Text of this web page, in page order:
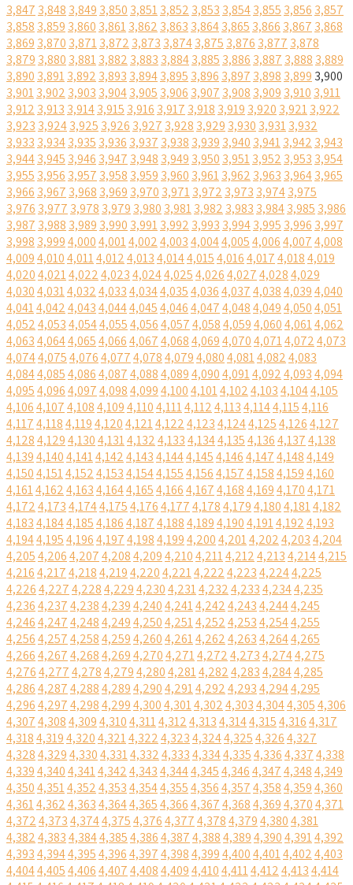
3,847 3,848 3,849 3,850 3,8513,852 3,853 3,8543,855 3,856 3,857
3,858 3,859 3,860 3,8613,862 3,863 3,8643,865 3,866 3,867 3,868
3,869 3,870 3,8713,872 3,873 3,8743,875 3,876 3,877 3,878
3,879 3,880 3,8813,882 3,883 3,8843,885 3,886 3,887 3,888 3,889
3,890 3,8913,892 3,893 3,8943,895 3,896 3,897 3,898 3,899 3,900
3,9013,902 3,903 3,9043,905 3,906 3,907 3,908 3,909 3,910 3,911
3,912 3,913 3,9143,915 3,916 3,917 3,918 3,919 3,920 3,9213,922
3,923 3,9243,925 3,926 3,927 3,928 3,929 3,930 3,9313,932
3,933 3,9343,935 3,936 3,937 3,938 3,939 3,940 3,9413,942 3,943
3,9443,945 3,946 3,947 3,948 3,949 3,950 3,9513,952 3,953 3,954
3,955 3,956 3,957 3,958 3,959 3,960 3,9613,962 3,963 3,9643,965
3,966 3,967 3,968 3,969 3,970 3,9713,972 3,973 3,9743,975
3,976 3,977 3,978 3,979 3,980 3,9813,982 3,983 3,9843,985 3,986
3,987 3,988 3,989 3,990 3,9913,992 3,993 3,9943,995 3,996 3,997
3,998 3,9994,0004,0014,0024,0034,0044,0054,0064,0074,008
4,0094,0104,0114,0124,0134,0144,0154,0164,0174,0184,019
4,0204,0214,0224,0234,0244,0254,0264,0274,0284,029
4,0304,0314,0324,0334,0344,0354,0364,0374,0384,0394,040
4,0414,0424,0434,0444,0454,0464,0474,0484,0494,0504,051
4,0524,0534,0544,0554,0564,0574,0584,0594,0604,0614,062
4,0634,0644,0654,0664,0674,0684,0694,0704,0714,0724,073
4,0744,0754,0764,0774,0784,0794,0804,0814,0824,083
4,0844,0854,0864,0874,0884,0894,0904,0914,0924,0934,094
4,0954,0964,0974,0984,0994,1004,1014,1024,1034,1044,105
4,1064,1074,1084,1094,1104,1114,1124,1134,1144,1154,116
4,1174,1184,1194,1204,1214,1224,1234,1244,1254,1264,127
4,1284,1294,1304,1314,1324,1334,1344,1354,1364,1374,138
4,1394,1404,1414,1424,1434,1444,1454,1464,1474,1484,149
4,1504,1514,1524,1534,1544,1554,1564,1574,1584,1594,160
4,1614,1624,1634,1644,1654,1664,1674,1684,1694,1704,171
4,1724,1734,1744,1754,1764,1774,1784,1794,1804,1814,182
4,1834,1844,1854,1864,1874,1884,1894,1904,1914,1924,193
4,1944,1954,1964,1974,1984,1994,2004,2014,2024,2034,204
4,2054,2064,2074,2084,2094,2104,2114,2124,2134,2144,215
4,2164,2174,2184,2194,2204,2214,2224,2234,2244,225
4,2264,2274,2284,2294,2304,2314,2324,2334,2344,235
4,2364,2374,2384,2394,2404,2414,2424,2434,2444,245
4,2464,2474,2484,2494,2504,2514,2524,2534,2544,255
4,2564,2574,2584,2594,2604,2614,2624,2634,2644,265
4,2664,2674,2684,2694,2704,2714,2724,2734,2744,275
4,2764,2774,2784,2794,2804,2814,2824,2834,2844,285
4,2864,2874,2884,2894,2904,2914,2924,2934,2944,295
4,2964,2974,2984,2994,3004,3014,3024,3034,3044,3054,306
4,3074,3084,3094,3104,3114,3124,3134,3144,3154,3164,317
4,3184,3194,3204,3214,3224,3234,3244,3254,3264,327
4,3284,3294,3304,3314,3324,3334,3344,3354,3364,3374,338
4,3394,3404,3414,3424,3434,3444,3454,3464,3474,3484,349
4,3504,3514,3524,3534,3544,3554,3564,3574,3584,3594,360
4,3614,3624,3634,3644,3654,3664,3674,3684,3694,3704,371
4,3724,3734,3744,3754,3764,3774,3784,3794,3804,381
4,3824,3834,3844,3854,3864,3874,3884,3894,3904,3914,392
4,3934,3944,3954,3964,3974,3984,3994,4004,4014,4024,403
4,4044,4054,4064,4074,4084,4094,4104,4114,4124,4134,414